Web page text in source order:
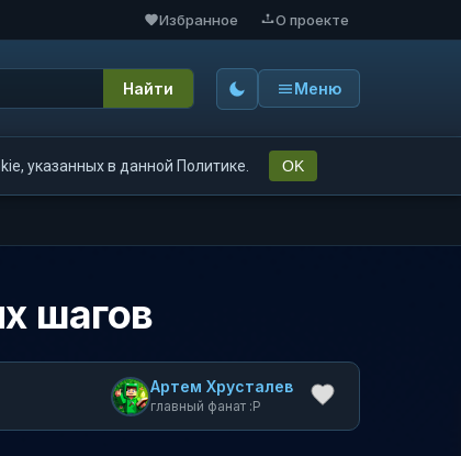
Избранное О проекте
Найти Меню
указанных в данной Политике. OK
шагов
Артем Хрусталев
главный фанат :P